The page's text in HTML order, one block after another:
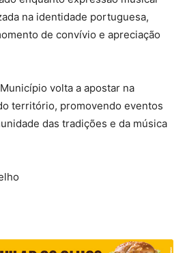
na identidade portuguesa,
de convívio e apreciação
volta a apostar na
território, promovendo eventos
das tradições e da música